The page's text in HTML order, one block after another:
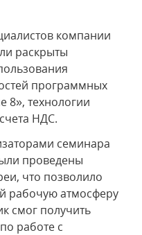
компании
раскрыты
программных
8», технологии
НДС.
семинара
проведены
что позволило
рабочую атмосферу
смог получить
работе с